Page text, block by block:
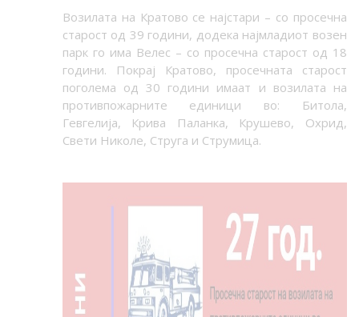
Возилата на Кратово се најстари – со просечна
старост од 39 години, додека најмладиот возен
парк го има Велес – со просечна старост од 18
години. Покрај Кратово, просечната старост
поголема од 30 години имаат и возилата на
противпожарните единици во: Битола,
Гевгелија, Крива Паланка, Крушево, Охрид,
Свети Николе, Струга и Струмица.